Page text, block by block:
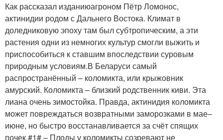
Как рассказал изданиюагроном Пётр Ломонос,
актинидии родом с Дальнего Востока. Климат в
доледниковую эпоху там был субтропическим, а эти
растения одни из немногих культур смогли выжить и
приспособиться к ставшим впоследствии суровым
природным условиям.В Беларуси самый
распространённый – коломикта, или крыжовник
амурский. Коломикта – близкий родственник киви. Эта
лиана очень зимостойка. Правда, актинидия коломикта
может повреждаться возвратными заморозками в мае–
июне, но быстро восстанавливается за счёт спящих
почек.#1# – Плоды у коломикты созревают не